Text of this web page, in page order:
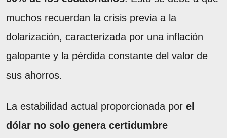
muchos recuerdan la crisis previa a la
dolarización, caracterizada por una inflación
galopante y la pérdida constante del valor de
sus ahorros.
La estabilidad actual proporcionada por el
dólar no solo genera certidumbre